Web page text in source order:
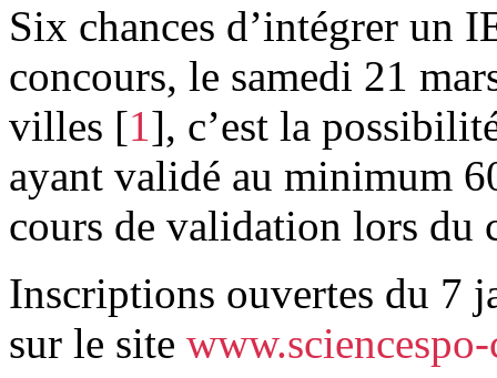
Six chances d’intégrer un
concours, le samedi 21
villes [1], c’est la
ayant validé au minimum
cours de validation lors du
Inscriptions ouvertes du 7
sur le site